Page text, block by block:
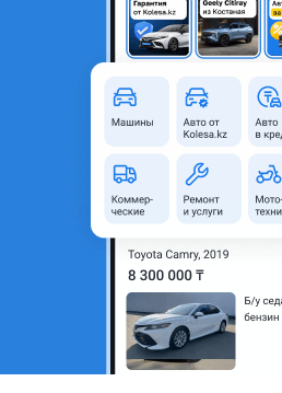
Kia Carnival 2023 года
24 500 000 ₸
Объявление находится в архиве
Объем двигателя, л
Пробег